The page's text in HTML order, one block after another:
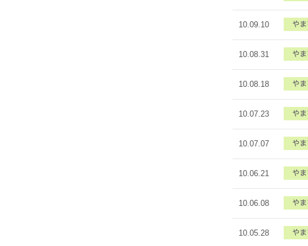
10.09.10
10.08.31
10.08.18
10.07.23
10.07.07
10.06.21
10.06.08
10.05.28